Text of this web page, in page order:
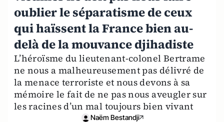
oublier le séparatisme de ceux
qui haïssent la France bien au-
delà de la mouvance djihadiste
L’héroïsme du lieutenant-colonel Bertrame
ne nous a malheureusement pas délivré de
la menace terroriste et nous devons à sa
mémoire le fait de ne pas nous aveugler sur
les racines d’un mal toujours bien vivant
Naëm Bestandji